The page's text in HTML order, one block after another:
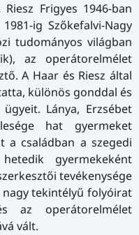
Frigyes 1946-ban
ig Szőkefalvi-Nagy
tudományos világban
az operátorelmélet
A Haar és Riesz által
különös gonddal és
Lánya, Erzsébet
hat gyermeket
a családban a szegedi
gyermekeként
tevékenysége
tekintélyű folyóirat
az operátorelmélet
vált.